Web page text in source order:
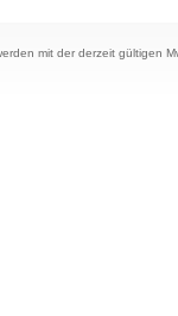
mit der derzeit gültigen